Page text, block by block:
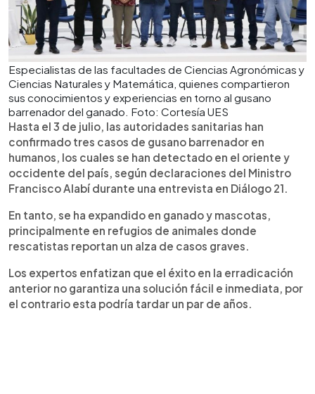
Especialistas de las facultades de Ciencias Agronómicas y
Ciencias Naturales y Matemática, quienes compartieron
sus conocimientos y experiencias en torno al gusano
barrenador del ganado. Foto: Cortesía UES
Hasta el 3 de julio, las autoridades sanitarias han
confirmado tres casos de gusano barrenador en
humanos, los cuales se han detectado en el oriente y
occidente del país, según declaraciones del Ministro
Francisco Alabí durante una entrevista en Diálogo 21.
En tanto, se ha expandido en ganado y mascotas,
principalmente en refugios de animales donde
rescatistas reportan un alza de casos graves.
Los expertos enfatizan que el éxito en la erradicación
anterior no garantiza una solución fácil e inmediata, por
el contrario esta podría tardar un par de años.